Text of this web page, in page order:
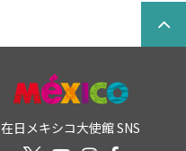
在日メキシコ大使館 SNS